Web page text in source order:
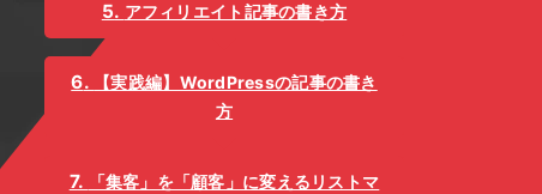
アフィリエイト記事の書き方
【実践編】WordPressの記事の書き
方
「集客」を「顧客」に変えるリストマ